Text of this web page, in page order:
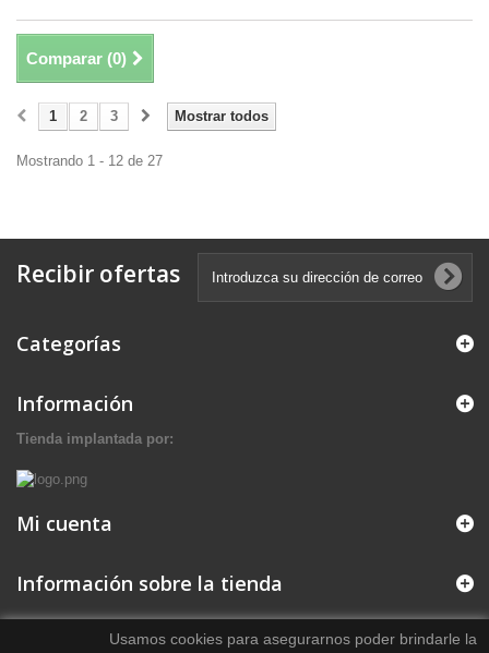
Comparar (0)
Mostrar todos
1 2 3
Mostrando 1 - 12 de 27
Recibir ofertas
Categorías
Información
Tienda implantada por:
Mi cuenta
Información sobre la tienda
Usamos cookies para asegurarnos poder brindarle la